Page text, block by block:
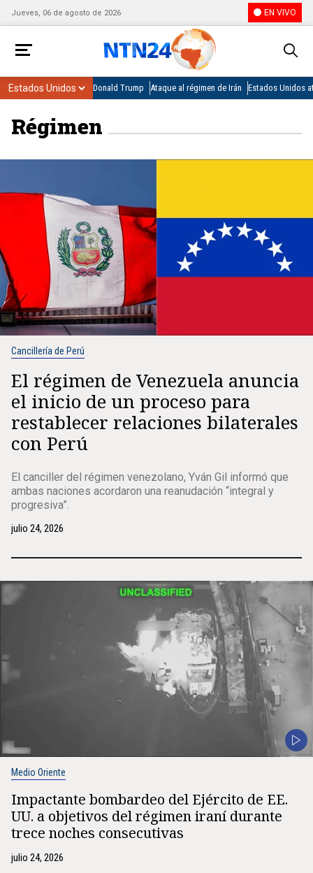
Jueves, 06 de agosto de 2026 EN VIVO
Donald Trump Ataque al régimen de Irán Estados Unidos
Régimen
Cancillería de Perú
El régimen de Venezuela anuncia
el inicio de un proceso para
restablecer relaciones bilaterales
con Perú
El canciller del régimen venezolano, Yván Gil informó que
ambas naciones acordaron una reanudación “integral y
progresiva”.
julio 24, 2026
Medio Oriente
Impactante bombardeo del Ejército de EE.
UU. a objetivos del régimen iraní durante
trece noches consecutivas
julio 24, 2026